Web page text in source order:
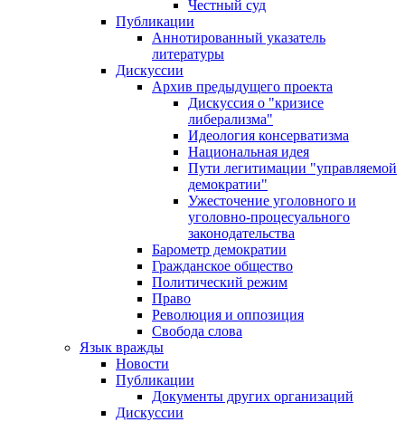
Честный суд
Публикации
Аннотированный указатель
литературы
Дискуссии
Архив предыдущего проекта
Дискуссия о "кризисе
либерализма"
Идеология консерватизма
Национальная идея
Пути легитимации "управляемой
демократии"
Ужесточение уголовного и
уголовно-процесуального
законодательства
Барометр демократии
Гражданское общество
Политический режим
Право
Революция и оппозиция
Свобода слова
Язык вражды
Новости
Публикации
Документы других организаций
Дискуссии